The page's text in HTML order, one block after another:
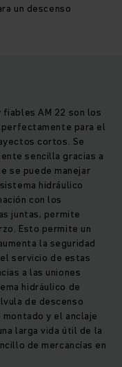
un descenso
AM 22 son los
perfectamente para el
cortos. Se
sencilla gracias a
se puede manejar
hidráulico
con los
juntas, permite
Esto permite un
la seguridad
servicio de estas
a las uniones
hidráulico de
de descenso
y el anclaje
larga vida útil de la
de mercancías en